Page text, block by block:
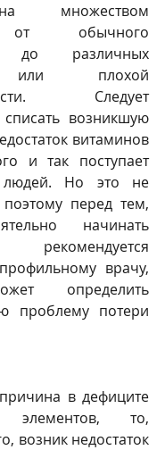
множеством
от обычного
до различных
или плохой
Следует
возникшую
витаминов
и так поступает
людей. Но это не
перед тем,
начинать
врачу,
определить
проблему потери
в дефиците
элементов, то,
возник недостаток